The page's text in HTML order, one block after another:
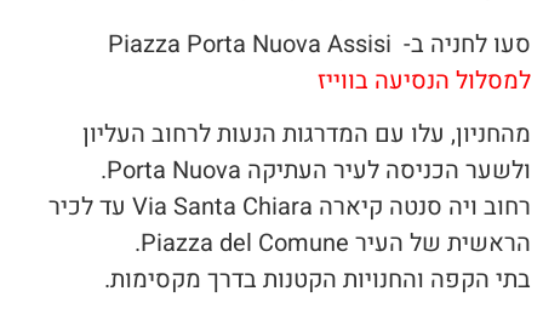
סעו לחניה ב- Piazza Porta Nuova Assisi
למסלול הנסיעה בווייז
מהחניון, עלו עם המדרגות הנעות לרחוב העליון
ולשער הכניסה לעיר העתיקה Porta Nuova.
רחוב ויה סנטה קיארה Via Santa Chiara עד לכיר
הראשית של העיר Piazza del Comune.
בתי הקפה והחנויות הקטנות בדרך מקסימות.